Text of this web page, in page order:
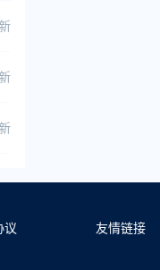
议 友情链接